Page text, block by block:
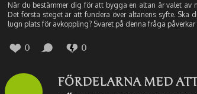
När du bestämmer dig för att bygga en altan är valet av
Det första steget är att fundera över altanens syfte. Ska
lugn plats för avkoppling? Svaret på denna fråga
0 0
FÖRDELARNA MED